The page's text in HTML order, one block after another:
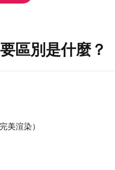
區別是什麼？
美渲染）